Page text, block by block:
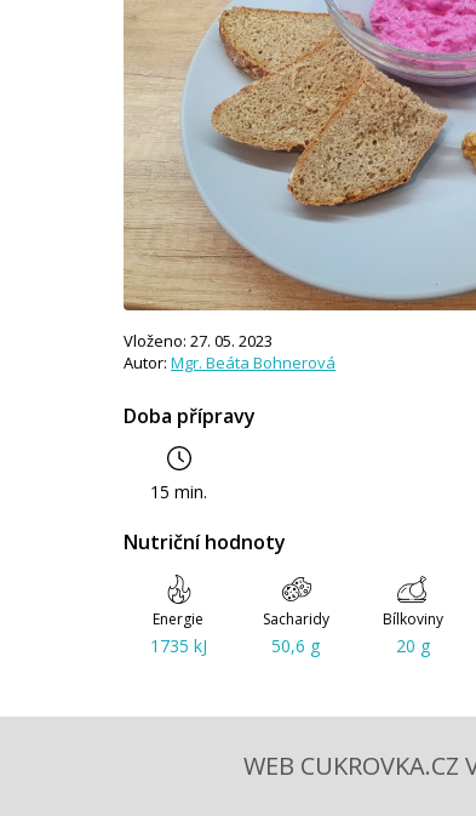
Doba přípravy
15 min.
Vloženo: 27. 05. 2023
Autor: Mgr. Beáta Bohnerová
Nutriční hodnoty
Energie
1735 kJ
Sacharidy
50,6 g
Bílkoviny
20 g
WEB CUKROVKA.CZ